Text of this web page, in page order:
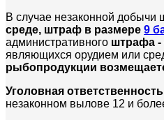
В случае незаконной добычи
среде, штраф в размере 9
административного штрафа -
являющихся орудием или
рыбопродукции
Уголовная
незаконном вылове 12 и